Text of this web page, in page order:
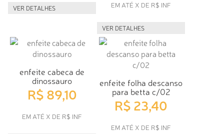
VER DETALHES EM ATÉ X DE R$ INF
VER DETALHES
enfeite cabeca de
dinossauro
R$ 89,10
EM ATÉ X DE R$ INF
enfeite folha descanso
para betta c/02
R$ 23,40
EM ATÉ X DE R$ INF